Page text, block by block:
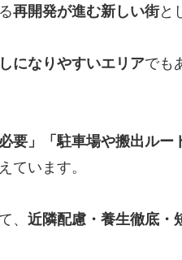
再開発が進む新しい街と
になりやすいエリアでも
要」「駐車場や搬出ルー
ています。
、 近隣配慮・養生徹底・